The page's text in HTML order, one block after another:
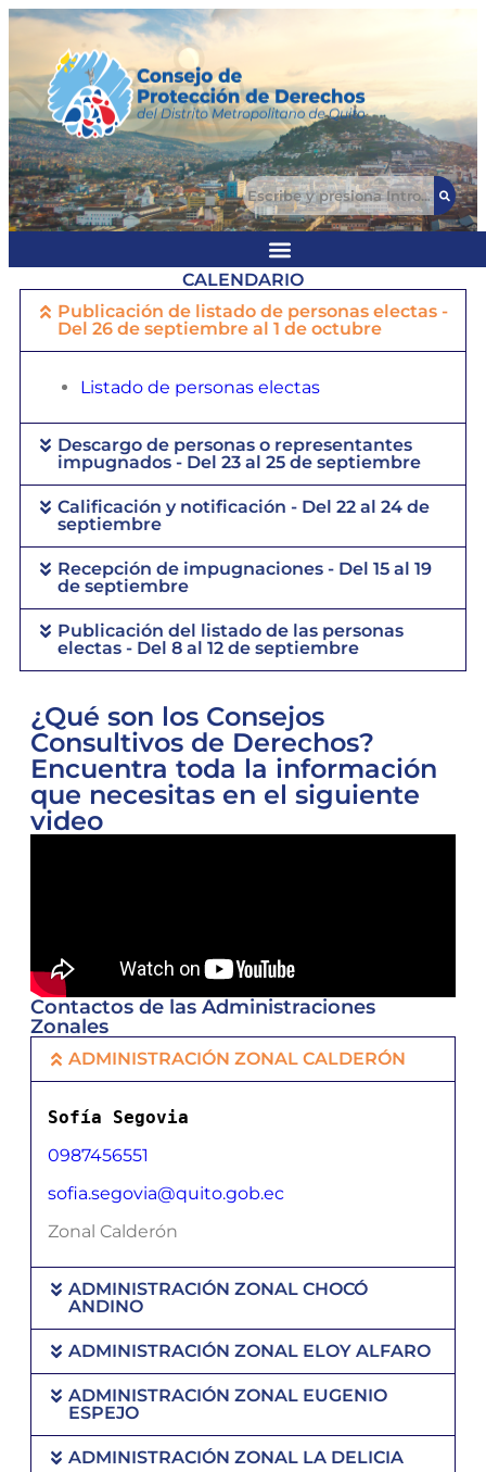
CALENDARIO
Publicación de listado de personas electas -
Del 26 de septiembre al 1 de octubre
Listado de personas electas
Descargo de personas o representantes
impugnados - Del 23 al 25 de septiembre
Calificación y notificación - Del 22 al 24 de
septiembre
Recepción de impugnaciones - Del 15 al 19
de septiembre
Publicación del listado de las personas
electas - Del 8 al 12 de septiembre
¿Qué son los Consejos
Consultivos de Derechos?
Encuentra toda la información
que necesitas en el siguiente
video
Contactos de las Administraciones
Zonales
ADMINISTRACIÓN ZONAL CALDERÓN
Sofía Segovia
0987456551
sofia.segovia@quito.gob.ec
Zonal Calderón
ADMINISTRACIÓN ZONAL CHOCÓ
ANDINO
ADMINISTRACIÓN ZONAL ELOY ALFARO
ADMINISTRACIÓN ZONAL EUGENIO
ESPEJO
ADMINISTRACIÓN ZONAL LA DELICIA